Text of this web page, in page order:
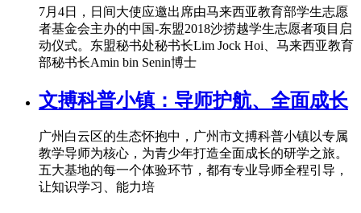
7月4日，日间大使应邀出席由马来西亚教育部学生志愿
者基金会主办的中国-东盟2018沙捞越学生志愿者项目启
动仪式。东盟秘书处秘书长Lim Jock Hoi、马来西亚教育
部秘书长Amin bin Senin博士
文搏科普小镇：导师护航、全面成长
广州白云区的生态怀抱中，广州市文搏科普小镇以专属
教学导师为核心，为青少年打造全面成长的研学之旅。
五大基地的每一个体验环节，都有专业导师全程引导，
让知识学习、能力培